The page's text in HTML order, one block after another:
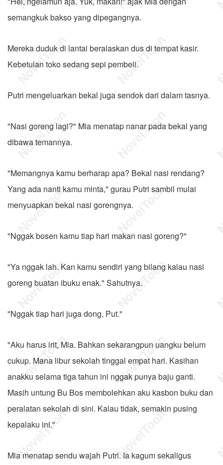
semangkuk bakso yang dipegangnya.
Mereka duduk di lantai beralaskan dus di tempat kasir.
Kebetulan toko sedang sepi pembeli.
Putri mengeluarkan bekal juga sendok dari dalam tasnya.
"Nasi goreng lagi?" Mia menatap nanar pada bekal yang
dibawa temannya.
"Memangnya kamu berharap apa? Bekal nasi rendang?
Yang ada nanti kamu minta," gurau Putri sambil mulai
menyuapkan bekal nasi gorengnya.
"Nggak bosen kamu tiap hari makan nasi goreng?"
"Ya nggak lah. Kan kamu sendiri yang bilang kalau nasi
goreng buatan ibuku enak." Sahutnya.
"Nggak tiap hari juga dong, Put."
"Aku harus irit, Mia. Bahkan sekarangpun uangku belum
cukup. Mana libur sekolah tinggal empat hari. Kasihan
anakku selama tiga tahun ini nggak punya baju ganti.
Masih untung Bu Bos membolehkan aku kasbon buku dan
peralatan sekolah di sini. Kalau tidak, semakin pusing
kepalaku ini."
Mia menatap sendu wajah Putri. Ia kagum sekaligus